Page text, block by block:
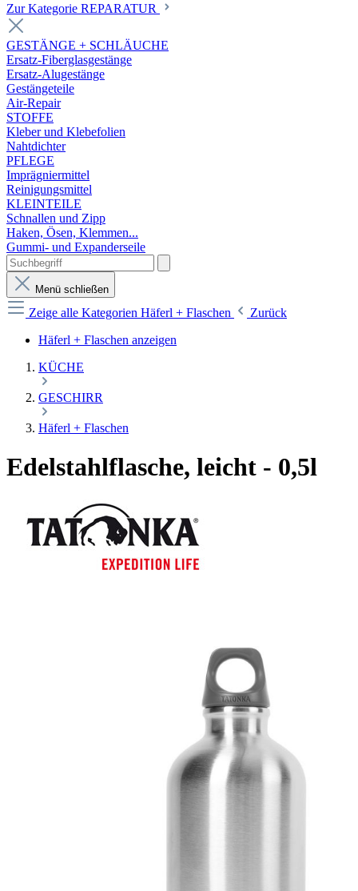
Zur Kategorie REPARATUR
GESTÄNGE + SCHLÄUCHE
Ersatz-Fiberglasgestänge
Ersatz-Alugestänge
Gestängeteile
Air-Repair
STOFFE
Kleber und Klebefolien
Nahtdichter
PFLEGE
Imprägniermittel
Reinigungsmittel
KLEINTEILE
Schnallen und Zipp
Haken, Ösen, Klemmen...
Gummi- und Expanderseile
Menü schließen
Zeige alle Kategorien Häferl + Flaschen
Zurück
Häferl + Flaschen anzeigen
KÜCHE
GESCHIRR
Häferl + Flaschen
Edelstahlflasche, leicht - 0,5l